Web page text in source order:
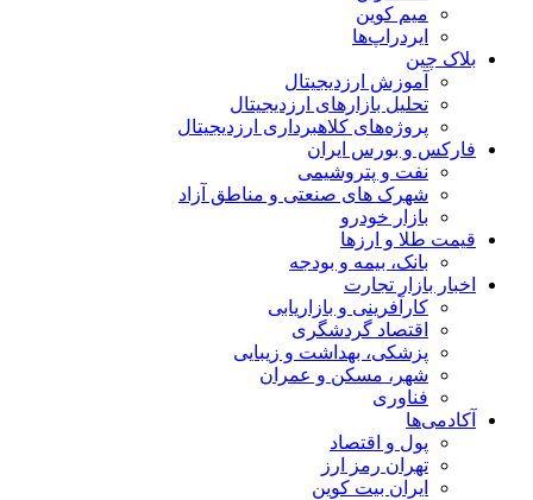
میم کوین‌
ایردراپ‌ها
بلاک چین
آموزش ارزدیجیتال
تحلیل بازارهای ارزدیجیتال
پروژه‌های کلاهبرداری ارزدیجیتال
فارکس و بورس ایران
نفت و پتروشیمی
شهرک های صنعتی و مناطق آزاد
بازار خودرو
قیمت طلا و ارزها
بانک، بیمه و بودجه
اخبار بازار تجارت
کارآفرینی و بازاریابی
اقتصاد گردشگری
پزشکی، بهداشت و زیبایی
شهر، مسکن و عمران
فناوری
آکادمی‌ها
پول و اقتصاد
تهران رمز ارز
ایران بیت کوین